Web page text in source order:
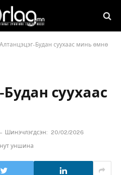
Алтанцэцэг-Будан суухаас минь өмнө
суухаас
Шинэчлэгдсэн: 20/02/2026
уншина